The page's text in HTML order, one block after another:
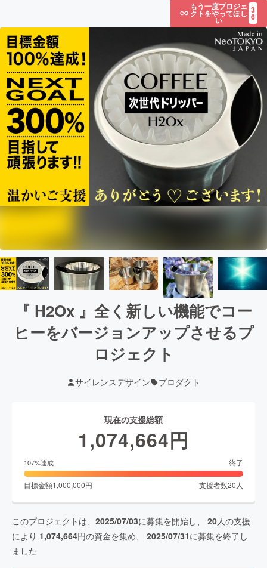
もう一度プロジェ
クトをやってほし
い
3
6
『 H2Ox 』全く新しい機能でコー
ヒーをバージョンアップさせるプ
ロジェクト
サイレンスデザイン プロダクト
現在の支援総額
1,074,664円
107%達成 終了
目標金額1,000,000円 支援者数20 人
このプロジェクトは、 2025/07/03に募集を開始し、 20人の支援
により 1,074,664円の資金を集め、 2025/07/31に募集を終了し
ました